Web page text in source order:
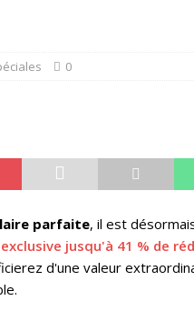
du Black Friday avec jusqu'à
SPÉCIALES
0
parfaite, il est
jusqu'à 41 % de
d'une valeur